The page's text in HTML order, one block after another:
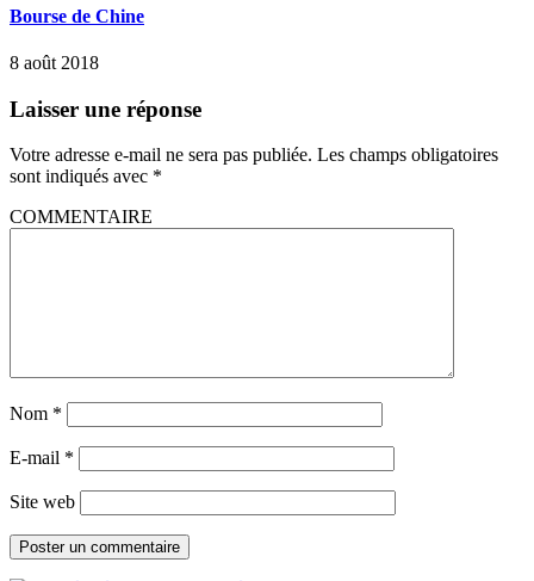
Bourse de Chine
8 août 2018
Laisser une réponse
Votre adresse e-mail ne sera pas publiée. Les champs obligatoires
sont indiqués avec *
COMMENTAIRE
Nom *
E-mail *
Site web